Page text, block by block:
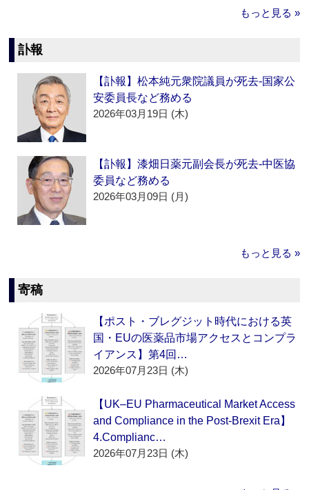
もっと見る »
訃報
【訃報】松本純元衆院議員が死去‐国家公
安委員長など務める
2026年03月19日 (木)
【訃報】漆畑日薬元副会長が死去‐中医協
委員など務める
2026年03月09日 (月)
もっと見る »
寄稿
【ポスト・ブレグジット時代における英
国・EUの医薬品市場アクセスとコンプラ
イアンス】第4回…
2026年07月23日 (木)
【UK–EU Pharmaceutical Market Access
and Compliance in the Post-Brexit Era】
4.Complianc…
2026年07月23日 (木)